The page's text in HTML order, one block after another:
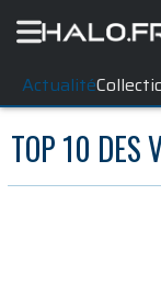
Actualité
TOP 10 DES